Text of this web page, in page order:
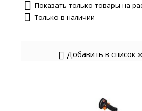
Показать только товары на
Только в наличии
Добавить в список